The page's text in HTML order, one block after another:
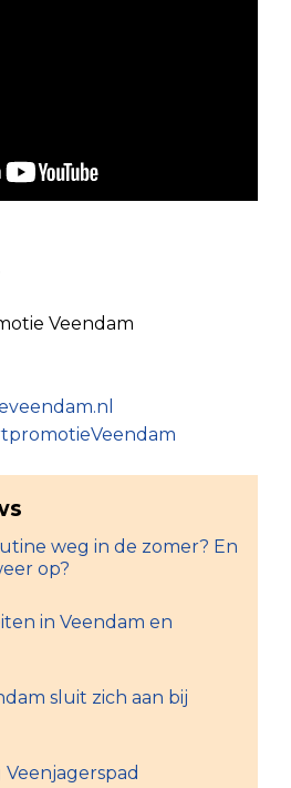
Veendam
weg in de zomer? En
op?
in Veendam en
sluit zich aan bij